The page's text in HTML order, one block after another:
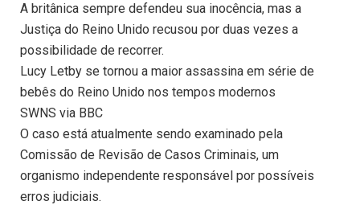
A britânica sempre defendeu sua inocência, mas a
Justiça do Reino Unido recusou por duas vezes a
possibilidade de recorrer.
Lucy Letby se tornou a maior assassina em série de
bebês do Reino Unido nos tempos modernos
SWNS via BBC
O caso está atualmente sendo examinado pela
Comissão de Revisão de Casos Criminais, um
organismo independente responsável por possíveis
erros judiciais.